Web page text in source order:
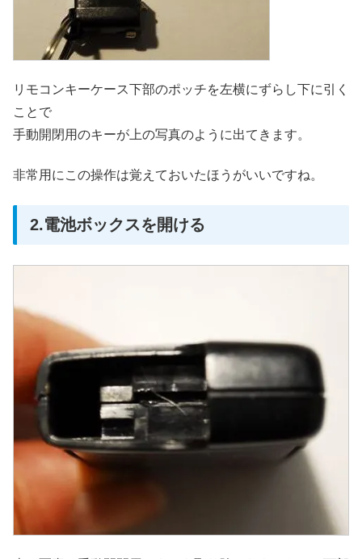
リモコンキーケース下部のポッチを左横にずらし下に引く
ことで
手動開閉用のキーが上の写真のように出てきます。
非常用にこの操作は覚えておいたほうがいいですね。
2.電池ボックスを開ける